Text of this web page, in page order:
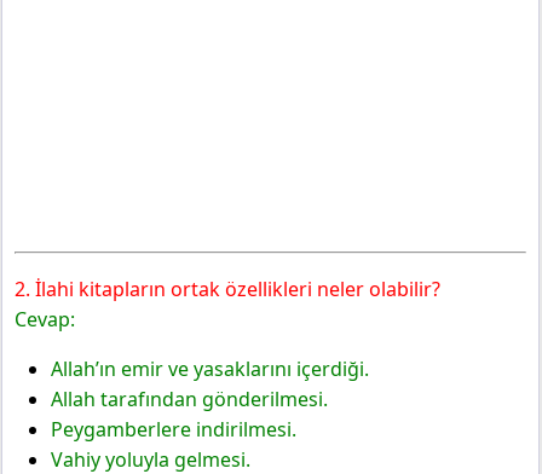
2. İlahi kitapların ortak özellikleri neler olabilir?
Cevap:
Allah’ın emir ve yasaklarını içerdiği.
Allah tarafından gönderilmesi.
Peygamberlere indirilmesi.
Vahiy yoluyla gelmesi.